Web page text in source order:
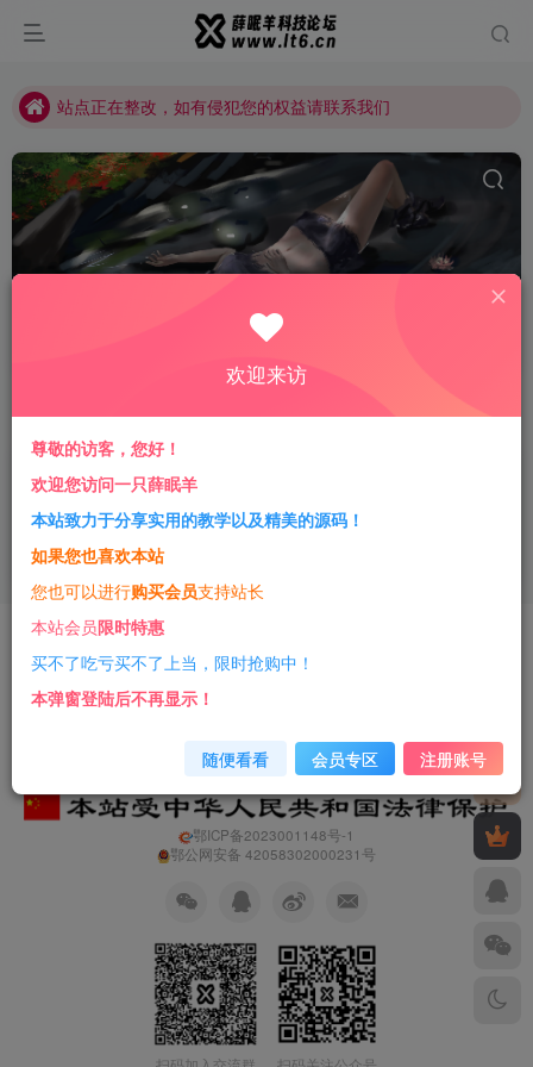
站点正在整改，如有侵犯您的权益请联系我们
站点正在整改，如有侵犯您的权益请联系我们
排序 更新 浏览 点赞 评论
免费资源 精品源码
友情链接
Copyright © 2023 · 一只薛眠羊· 由
鄂ICP备2023001148号-1
鄂公网安备 42058302000231号
欢迎来访
尊敬的访客，您好！
欢迎您访问一只薛眠羊
本站致力于分享实用的教学以及精美的源码！
如果您也喜欢本站
您也可以进行购买会员支持站长
本站会员限时特惠
买不了吃亏买不了上当，限时抢购中！
本弹窗登陆后不再显示！
随便看看 会员专区 注册账号